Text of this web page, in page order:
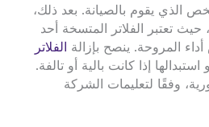
الذي يقوم بالصيانة. بعد ذلك،
حيث تعتبر الفلاتر المتسخة أحد
المروحة. ينصح بإزالة الفلاتر
استبدالها إذا كانت بالية أو تالفة.
وفقًا لتعليمات الشركة